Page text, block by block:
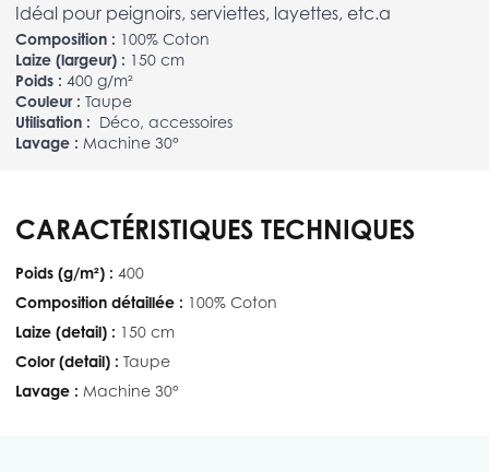
Idéal pour peignoirs, serviettes, layettes, etc.a
Composition : 100% Coton
Laize (largeur) : 150 cm
Poids : 400 g/m²
Couleur : Taupe
Utilisation : Déco, accessoires
Lavage : Machine 30°
CARACTÉRISTIQUES TECHNIQUES
Poids (g/m²) : 400
Composition détaillée : 100% Coton
Laize (detail) : 150 cm
Color (detail) : Taupe
Lavage : Machine 30°